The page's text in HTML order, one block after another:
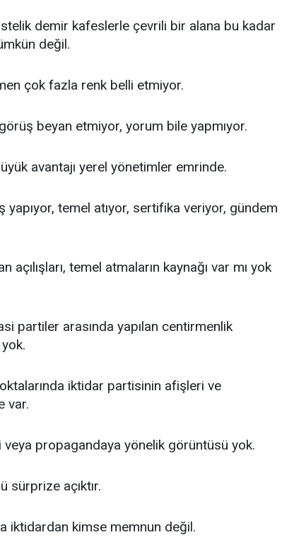
demir kafeslerle çevrili bir alana bu kadar
değil.
çok fazla renk belli etmiyor.
beyan etmiyor, yorum bile yapmıyor.
avantajı yerel yönetimler emrinde.
yapıyor, temel atıyor, sertifika veriyor, gündem
açılışları, temel atmaların kaynağı var mı yok
partiler arasında yapılan centirmenlik
iktidar partisinin afişleri ve
var.
propagandaya yönelik görüntüsü yok.
sürprize açıktır.
iktidardan kimse memnun değil.